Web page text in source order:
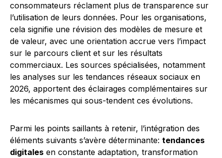
consommateurs réclament plus de transparence sur
l’utilisation de leurs données. Pour les organisations,
cela signifie une révision des modèles de mesure et
de valeur, avec une orientation accrue vers l’impact
sur le parcours client et sur les résultats
commerciaux. Les sources spécialisées, notamment
les analyses sur les tendances réseaux sociaux en
2026, apportent des éclairages complémentaires sur
les mécanismes qui sous-tendent ces évolutions.
Parmi les points saillants à retenir, l’intégration des
éléments suivants s’avère déterminante: tendances
digitales en constante adaptation, transformation